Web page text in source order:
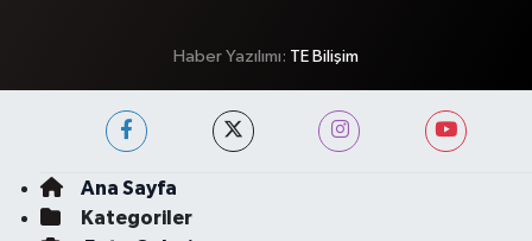
Haber Yazılımı: TE Bilişim
Ana Sayfa
Kategoriler